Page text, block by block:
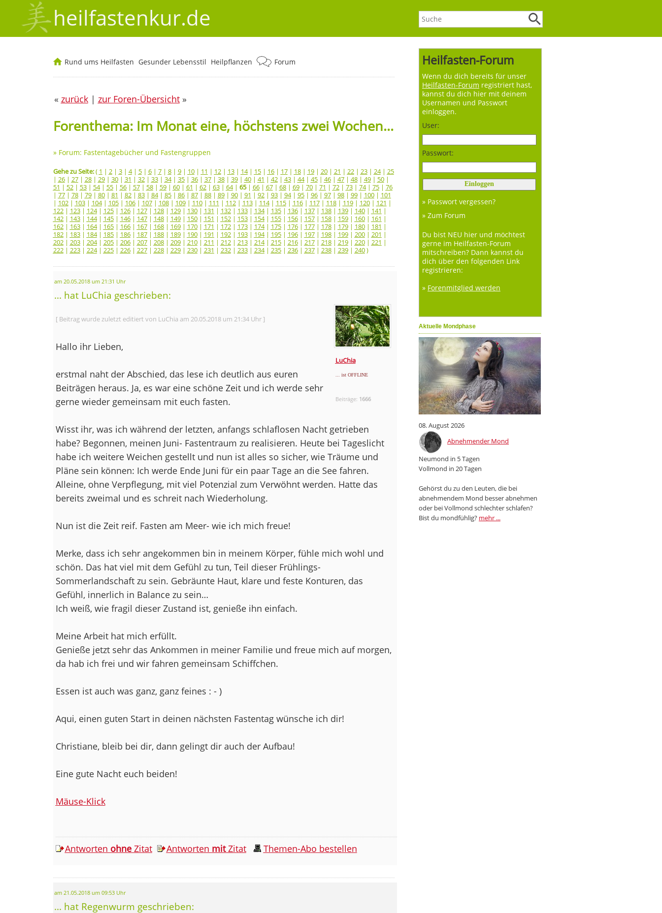
heilfastenkur.de
Heilfasten-Forum
Wenn du dich bereits für unser
Heilfasten-Forum registriert hast,
kannst du dich hier mit deinem
Usernamen und Passwort
einloggen.
User:
Passwort:
» Passwort vergessen?
» Zum Forum
Du bist NEU hier und möchtest
gerne im Heilfasten-Forum
mitschreiben? Dann kannst du
dich über den folgenden Link
registrieren:
» Forenmitglied werden
Aktuelle Mondphase
08. August 2026
Abnehmender Mond
Neumond in 5 Tagen
Vollmond in 20 Tagen
Gehörst du zu den Leuten, die bei
abnehmendem Mond besser abnehmen
oder bei Vollmond schlechter schlafen?
Bist du mondfühlig? mehr ...
Rund ums Heilfasten Gesunder Lebensstil Heilpflanzen Forum
« zurück| zur Foren-Übersicht»
Forenthema: Im Monat eine, höchstens zwei Wochen...
» Forum: Fastentagebücher und Fastengruppen
Gehe zu Seite:( 1 | 2| 3| 4| 5| 6| 7| 8| 9| 10| 11 | 12| 13| 14| 15| 16| 17| 18| 19| 20| 21 | 22| 23| 24| 25
| 26| 27| 28| 29| 30| 31 | 32| 33| 34| 35| 36| 37| 38| 39| 40| 41 | 42| 43| 44| 45| 46| 47| 48| 49| 50|
51 | 52| 53| 54| 55| 56| 57| 58| 59| 60| 61 | 62| 63| 64| 65| 66| 67| 68| 69| 70| 71 | 72| 73| 74| 75| 76
| 77| 78| 79| 80| 81 | 82| 83| 84| 85| 86| 87| 88| 89| 90| 91 | 92| 93| 94| 95| 96| 97| 98| 99| 100| 101
| 102| 103| 104| 105| 106| 107| 108| 109| 110| 111 | 112| 113| 114| 115| 116| 117| 118| 119| 120| 121 |
122| 123| 124| 125| 126| 127| 128| 129| 130| 131 | 132| 133| 134| 135| 136| 137| 138| 139| 140| 141 |
142| 143| 144| 145| 146| 147| 148| 149| 150| 151 | 152| 153| 154| 155| 156| 157| 158| 159| 160| 161 |
162| 163| 164| 165| 166| 167| 168| 169| 170| 171 | 172| 173| 174| 175| 176| 177| 178| 179| 180| 181 |
182| 183| 184| 185| 186| 187| 188| 189| 190| 191 | 192| 193| 194| 195| 196| 197| 198| 199| 200| 201 |
202| 203| 204| 205| 206| 207| 208| 209| 210| 211 | 212| 213| 214| 215| 216| 217| 218| 219| 220| 221 |
222| 223| 224| 225| 226| 227| 228| 229| 230| 231 | 232| 233| 234| 235| 236| 237| 238| 239| 240)
am 20.05.2018 um 21:31 Uhr
... hat LuChia geschrieben:
LuChia
... ist OFFLINE
Beiträge: 1666
[ Beitrag wurde zuletzt editiert von LuChia am 20.05.2018 um 21:34 Uhr ]
Hallo ihr Lieben,
erstmal naht der Abschied, das lese ich deutlich aus euren
Beiträgen heraus. Ja, es war eine schöne Zeit und ich werde sehr
gerne wieder gemeinsam mit euch fasten.
Wisst ihr, was ich während der letzten, anfangs schlaflosen Nacht getrieben
habe? Begonnen, meinen Juni- Fastentraum zu realisieren. Heute bei Tageslicht
habe ich weitere Weichen gestellt und nun ist alles so sicher, wie Träume und
Pläne sein können: Ich werde Ende Juni für ein paar Tage an die See fahren.
Alleine, ohne Verpflegung, mit viel Potenzial zum Verwöhnt werden. Hatte das
bereits zweimal und es schreit nach Wiederholung.
Nun ist die Zeit reif. Fasten am Meer- wie ich mich freue!
Merke, dass ich sehr angekommen bin in meinem Körper, fühle mich wohl und
schön. Das hat viel mit dem Gefühl zu tun, Teil dieser Frühlings-
Sommerlandschaft zu sein. Gebräunte Haut, klare und feste Konturen, das
Gefühl, innerlich in Balance zu sein…
Ich weiß, wie fragil dieser Zustand ist, genieße ihn einfach.
Meine Arbeit hat mich erfüllt.
Genieße jetzt sehr das Ankommen in meiner Familie und freue mich auf morgen,
da hab ich frei und wir fahren gemeinsam Schiffchen.
Essen ist auch was ganz, ganz feines : - )
Aqui, einen guten Start in deinen nächsten Fastentag wünsche ich dir!
Christiane, bleib bei dir, dann gelingt dir auch der Aufbau!
Eine gute Nacht euch beiden!
Mäuse-Klick
Antworten ohneZitat Antworten mitZitat Themen-Abo bestellen
am 21.05.2018 um 09:53 Uhr
... hat Regenwurm geschrieben: